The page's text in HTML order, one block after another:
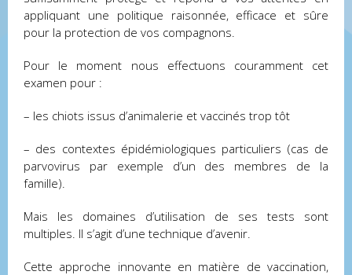
appliquant une politique raisonnée, efficace et sûre
pour la protection de vos compagnons.
Pour le moment nous effectuons couramment cet
examen pour :
– les chiots issus d’animalerie et vaccinés trop tôt
– des contextes épidémiologiques particuliers (cas de
parvovirus par exemple d’un des membres de la
famille).
Mais les domaines d’utilisation de ses tests sont
multiples. Il s’agit d’une technique d’avenir.
Cette approche innovante en matière de vaccination,